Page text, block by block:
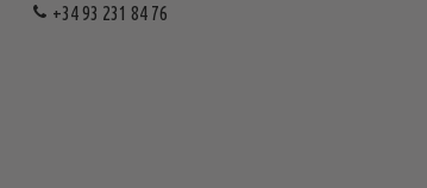
+34 93 231 84 76